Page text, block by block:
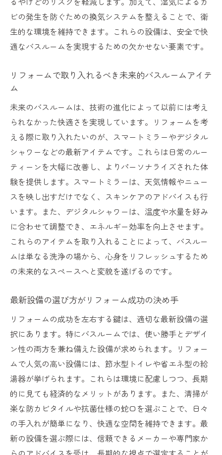
ビの発生を防ぐための換気システムを整えることで、衛
生的な環境を維持できます。これらの設備は、安全で快
適なバスルームを実現するための欠かせない要素です。
リフォームで取り入れるべき未来的バスルームアイテ
ム
未来のバスルームは、技術の進化によって以前には考え
られなかった快適さを実現しています。リフォームを考
える際に取り入れたいのが、スマートミラーやデジタル
シャワーなどの最新アイテムです。これらは日常のルー
ティーンを大幅に改善し、よりパーソナライズされた体
験を提供します。スマートミラーは、天気情報やニュー
スを映し出すだけでなく、スキンケアのアドバイスも行
います。また、デジタルシャワーは、温度や水量を好み
に合わせて調整でき、エネルギー効率を向上させます。
これらのアイテムを取り入れることによって、バスルー
ムは単なる洗浄の場から、心身をリフレッシュするため
の未来的なスペースへと変貌を遂げるのです。
最新設備の選び方がリフォーム成功の決め手
リフォームの成功を左右する鍵は、適切な最新設備の選
択にあります。特にバスルームでは、使い勝手とデザイ
ン性の両方を兼ね備えた設備が求められます。リフォー
ムで人気の高い設備には、節水型トイレや省エネ型の給
湯器が挙げられます。これらは環境に配慮しつつ、長期
的に見ても経済的なメリットがあります。また、清掃が
楽な防カビタイルや抗菌仕様の蛇口を選ぶことで、日々
の手入れが簡単になり、快適な空間を維持できます。最
新の設備を選ぶ際には、信頼できるメーカーや専門家か